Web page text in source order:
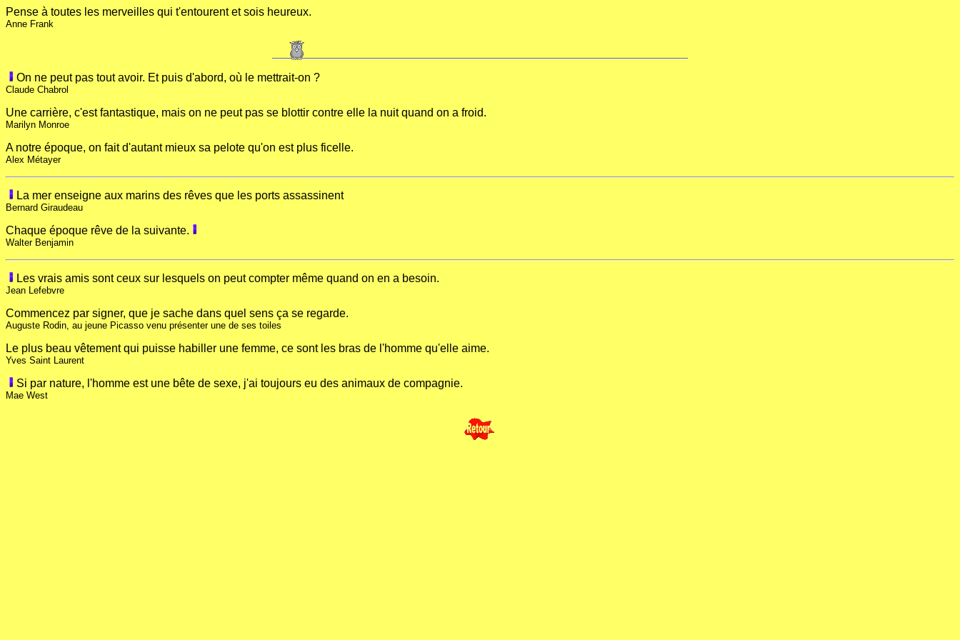
Pense à toutes les merveilles qui t'entourent et sois heureux.
Anne Frank
On ne peut pas tout avoir. Et puis d'abord, où le mettrait-on ?
Claude Chabrol
Une carrière, c'est fantastique, mais on ne peut pas se blottir contre elle la nuit quand on a froid.
Marilyn Monroe
A notre époque, on fait d'autant mieux sa pelote qu'on est plus ficelle.
Alex Métayer
La mer enseigne aux marins des rêves que les ports assassinent
Bernard Giraudeau
Chaque époque rêve de la suivante.
Walter Benjamin
Les vrais amis sont ceux sur lesquels on peut compter même quand on en a besoin.
Jean Lefebvre
Commencez par signer, que je sache dans quel sens ça se regarde.
Auguste Rodin, au jeune Picasso venu présenter une de ses toiles
Le plus beau vêtement qui puisse habiller une femme, ce sont les bras de l'homme qu'elle aime.
Yves Saint Laurent
Si par nature, l'homme est une bête de sexe, j'ai toujours eu des animaux de compagnie.
Mae West